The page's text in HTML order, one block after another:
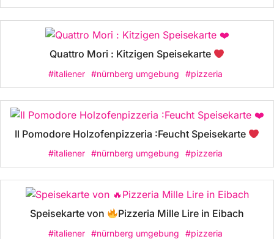
Quattro Mori : Kitzigen Speisekarte
#italiener #nürnberg umgebung #pizzeria
Il Pomodore Holzofenpizzeria :Feucht Speisekarte
#italiener #nürnberg umgebung #pizzeria
Speisekarte von Pizzeria Mille Lire in Eibach
#italiener #nürnberg umgebung #pizzeria